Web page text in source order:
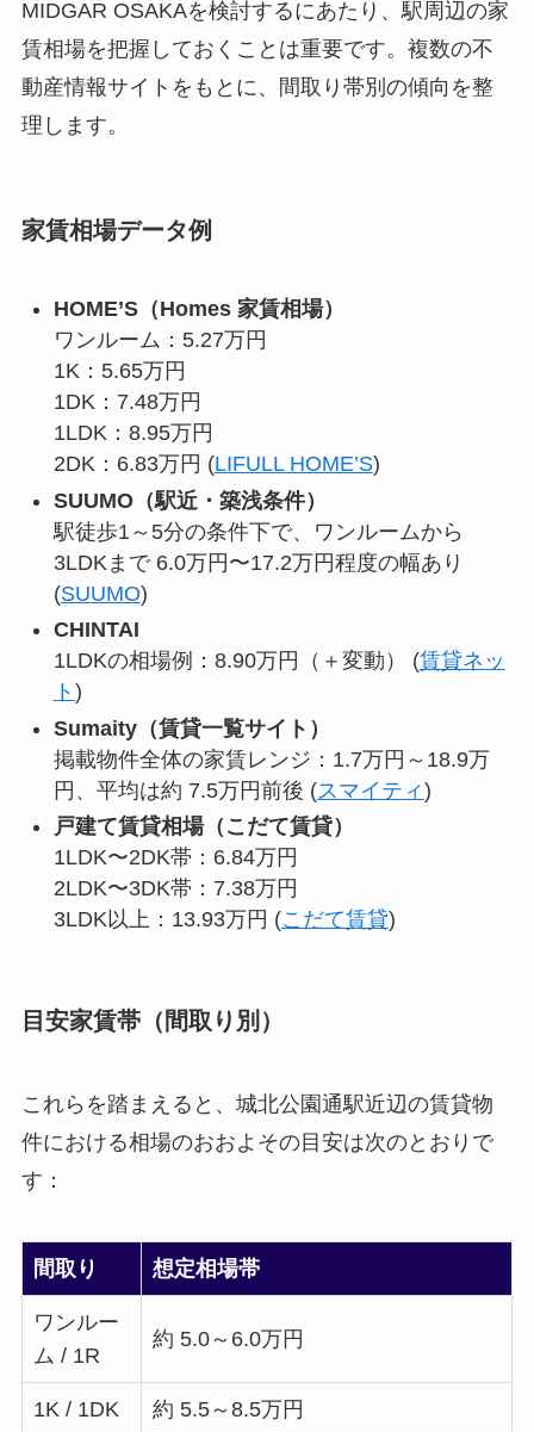
MIDGAR OSAKAを検討するにあたり、駅周辺の家
賃相場を把握しておくことは重要です。複数の不
動産情報サイトをもとに、間取り帯別の傾向を整
理します。
家賃相場データ例
HOME’S（Homes 家賃相場）
ワンルーム：5.27万円
1K：5.65万円
1DK：7.48万円
1LDK：8.95万円
2DK：6.83万円 (LIFULL HOME’S)
SUUMO（駅近・築浅条件）
駅徒歩1～5分の条件下で、ワンルームから
3LDKまで 6.0万円〜17.2万円程度の幅あり
(SUUMO)
CHINTAI
1LDKの相場例：8.90万円（＋変動） (賃貸ネッ
ト )
Sumaity（賃貸一覧サイト）
掲載物件全体の家賃レンジ：1.7万円～18.9万
円、平均は約 7.5万円前後 (スマイティ)
戸建て賃貸相場（こだて賃貸）
1LDK〜2DK帯：6.84万円
2LDK〜3DK帯：7.38万円
3LDK以上：13.93万円 (こだて賃貸)
目安家賃帯（間取り別）
これらを踏まえると、城北公園通駅近辺の賃貸物
件における相場のおおよその目安は次のとおりで
す：
間取り 想定相場帯
ワンルー
ム / 1R
約 5.0～6.0万円
1K / 1DK 約 5.5～8.5万円